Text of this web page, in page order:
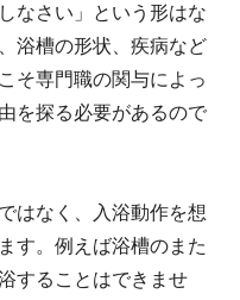
なさい」という形はな
浴槽の形状、疾病など
そ専門職の関与によっ
を探る必要があるので
はなく、入浴動作を想
す。例えば浴槽のまた
することはできませ